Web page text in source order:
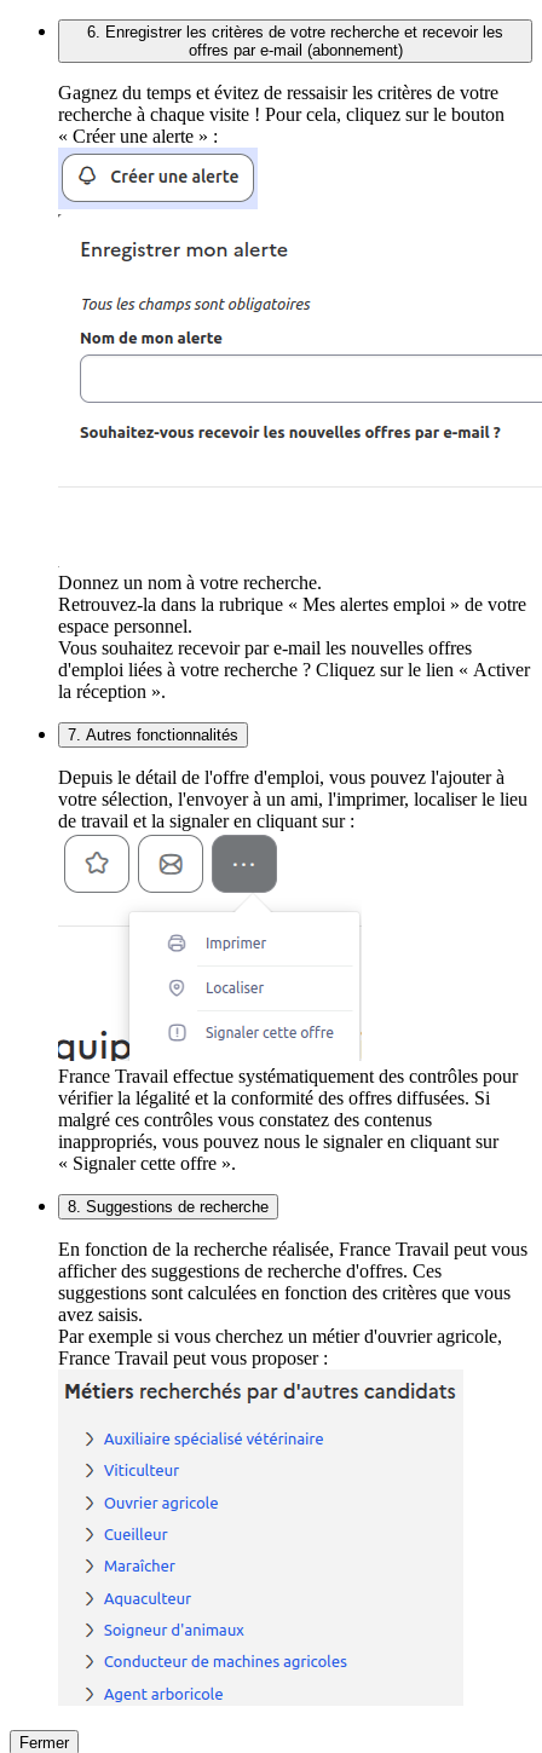
6. Enregistrer les critères de votre recherche et recevoir les
offres par e-mail (abonnement)
Gagnez du temps et évitez de ressaisir les critères de votre
recherche à chaque visite ! Pour cela, cliquez sur le bouton
« Créer une alerte » :
Donnez un nom à votre recherche.
Retrouvez-la dans la rubrique « Mes alertes emploi » de votre
espace personnel.
Vous souhaitez recevoir par e-mail les nouvelles offres
d'emploi liées à votre recherche ? Cliquez sur le lien « Activer
la réception ».
7. Autres fonctionnalités
Depuis le détail de l'offre d'emploi, vous pouvez l'ajouter à
votre sélection, l'envoyer à un ami, l'imprimer, localiser le lieu
de travail et la signaler en cliquant sur :
France Travail effectue systématiquement des contrôles pour
vérifier la légalité et la conformité des offres diffusées. Si
malgré ces contrôles vous constatez des contenus
inappropriés, vous pouvez nous le signaler en cliquant sur
« Signaler cette offre ».
8. Suggestions de recherche
En fonction de la recherche réalisée, France Travail peut vous
afficher des suggestions de recherche d'offres. Ces
suggestions sont calculées en fonction des critères que vous
avez saisis.
Par exemple si vous cherchez un métier d'ouvrier agricole,
France Travail peut vous proposer :
Fermer